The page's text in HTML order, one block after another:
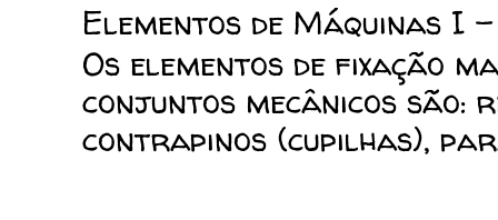
Elementos de Máquinas I
Os elementos de fixação
conjuntos mecânicos são:
contrapinos (cupilhas),